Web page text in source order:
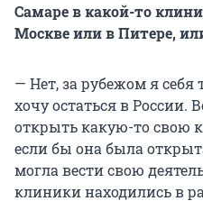
Самаре в какой-то
Москве или в Питере,
— Нет, за рубежом я
хочу остаться в России.
открыть какую-то свою
если бы она была
могла вести свою
клиники находились в